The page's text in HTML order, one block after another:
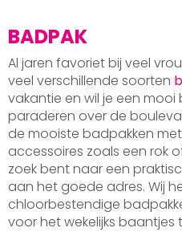
BADPAK
Al jaren favoriet bij veel
veel verschillende soorten
vakantie en wil je een
paraderen over de
de mooiste badpakken
accessoires zoals een rok
zoek bent naar een
aan het goede adres. Wij
chloorbestendige
voor het wekelijks baantjes